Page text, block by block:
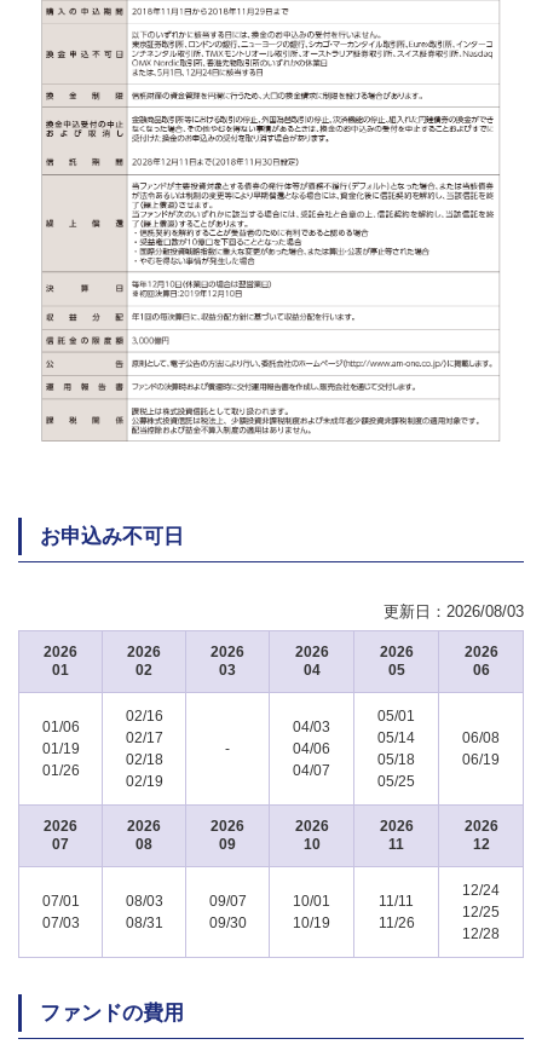
お申込み不可日
更新日： 2026/08/03
2026
01
2026
02
2026
03
2026
04
2026
05
2026
06
01/06
01/19
01/26
02/16
02/17
02/18
02/19
-
04/03
04/06
04/07
05/01
05/14
05/18
05/25
06/08
06/19
2026
07
2026
08
2026
09
2026
10
2026
11
2026
12
07/01
07/03
08/03
08/31
09/07
09/30
10/01
10/19
11/11
11/26
12/24
12/25
12/28
ファンドの費用